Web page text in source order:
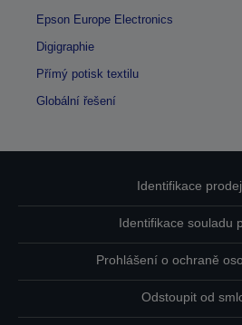
Epson Europe Electronics
Digigraphie
Přímý potisk textilu
Globální řešení
Identifikace
Identifikace souladu
Prohlášení o ochraně
Odstoupit od